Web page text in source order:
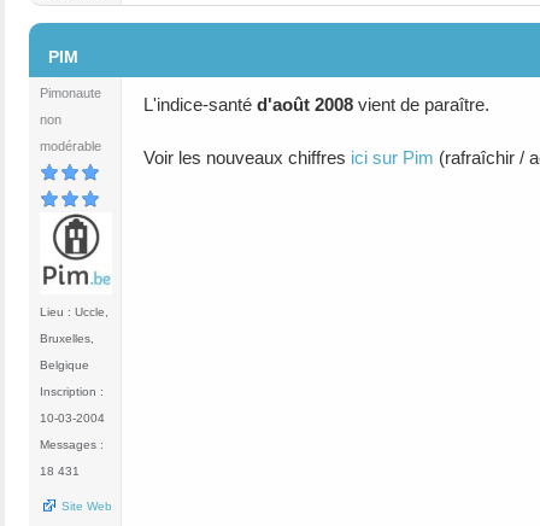
PIM
Pimonaute
non
modérable
Lieu : Uccle,
Bruxelles,
Belgique
Inscription :
10-03-2004
Messages :
18 431
Site Web
L'indice-santé d'août 2008 vient de paraître.
Voir les nouveaux chiffres ici sur Pim (rafraîchir /